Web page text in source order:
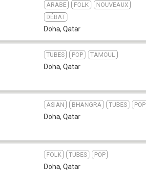
ARABE FOLK
NOUVEAUX
DÉBAT
Doha, Qatar
TUBES POP TAMOUL
Doha, Qatar
ASIAN BHANGRA TUBES POP
Doha, Qatar
FOLK TUBES POP
Doha, Qatar